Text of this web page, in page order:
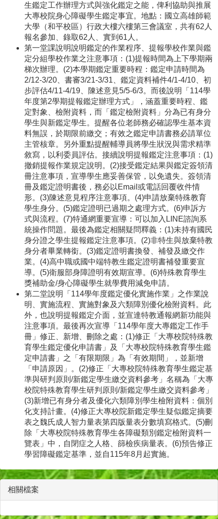
生鑑定工作辦理方式與強化鑑定之能，俾利協助與推展
大專校院身心障礙學生鑑定事宜。地點：國立高雄師範
大學（和平校區）行政大樓六樓第三會議室，共有62人
報名參加、錄取62人、實到61人。
第一堂課說明說明鑑定的作業程序、提報學校作業與鑑
定分組學校作業之注意事項：(1)提報時間為上下學期兩
梯次辦理。(2)本學期鑑定重要時程：鑑定申請時間為
2/12-3/20、書審3/21-3/31、鑑定資料補件4/1-4/10、初
步評估4/11-4/19、陳述意見5/5-6/3。而後說明「114學
年度第2學期提報鑑定辦理方式」，涵蓋重要時程、鑑
定對象、檢附資料，而「鑑定檢附資料」分為已有身分
學生與新鑑定學生。提醒各位老師務必確認學生基本資
料無誤，於期限前繳交；有效之鑑定申請書務必請單位
主管核章。另外重點提醒輔導員將學生狀況與需求精準
敘寫，以利委員評估。接續說明提報鑑定注意事項：(1)
撤銷提報作業規定說明。(2)接受鑑定結果與鑑定簽領清
冊注意事項，宣導學生應妥善保管，以免遺失。簽領清
冊及鑑定證明書後，務必以Email或電話回覆收件情
形。(3)陳述意見程序注意事項。(4)申請放棄特殊教育
學生身分。(5)鑑定證明已過期之處理方式。(6)申訴方
式與流程。(7)特通網重要宣導：可以加入LINE諮詢系
統操作問題。最後為鑑定相關疑問釋義：(1)未持有國民
身分證之學生提報鑑定注意事項。(2)非特生與放棄特教
身分者畢業轉銜。(3)鑑定證明書換發、補發及繳交作
業。(4)高中職或國中端特教生鑑定證明書補發重要宣
導。(5)衛服部身障證明有效期宣導。(6)特殊教育學生
獎補助金/身心障礙學生就學費用減免申請。
第二堂說明「114學年度鑑定優化實施作業」之作業說
明、實施流程、實施對象及六類障別優化檢附資料。此
外，也說明提報鑑定介面，並宣達特教通報網新功能與
注意事項。最後再次宣導「114學年度大專鑑定工作手
冊」修正、新增、刪除之處：(1)修正「大專校院特殊教
育學生鑑定優化申請書」及「大專校院特殊教育學生鑑
定申請書」之「有限期限」為「有效期間」，並新增
「申請原因」。(2)修正「大專校院特殊教育學生鑑定基
準與研判原則/新鑑定學生繳交資料參考」名稱為「大專
校院特殊教育學生研判原則/新鑑定學生繳交資料參考」
(3)新增已有身分者及優化六類障別學生檢附資料：個別
化支持計畫。(4)修正大專校院新鑑定學生疑似鑑定摘要
表之魏氏成人智力量表第四版量表分數填寫格式。(5)刪
除「大專校院特殊教育學生各障礙類別鑑定檢附資料一
覽表」中，自閉症之人格、篩檢疾病量表。(6)預告修正
學習障礙鑑定基準，並自115年8月起實施。
相關檔案